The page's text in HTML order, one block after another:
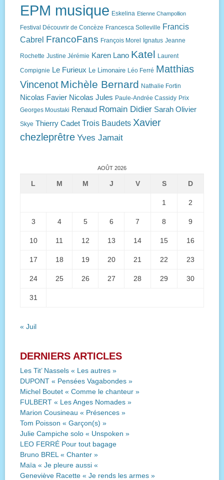
EPM musique Eskelina Etienne Champollion
Festival Découvrir de Concèze Francesca Solleville Francis
Cabrel FrancoFans François Morel Ignatus Jeanne
Rochette Justine Jérémie Karen Lano Katel Laurent
Compignie Le Furieux Le Limonaire Léo Ferré Matthias
Vincenot Michèle Bernard Nathalie Fortin
Nicolas Favier Nicolas Jules Paule-Andrée Cassidy Prix
Georges Moustaki Renaud Romain Didier Sarah Olivier
Skye Thierry Cadet Trois Baudets Xavier
chezleprêtre Yves Jamait
AOÛT 2026
L M M J V S D
1 2
3 4 5 6 7 8 9
10 11 12 13 14 15 16
17 18 19 20 21 22 23
24 25 26 27 28 29 30
31
« Juil
DERNIERS ARTICLES
Les Tit’ Nassels « Les autres »
DUPONT « Pensées Vagabondes »
Michel Boutet « Comme le chanteur »
FULBERT « Les Anges Nomades »
Marion Cousineau « Présences »
Tom Poisson « Garçon(s) »
Julie Campiche solo « Unspoken »
LEO FERRÉ Pour tout bagage
Bruno BREL « Chanter »
Maïa « Je pleure aussi «
Geneviève Racette « Je rends les armes »